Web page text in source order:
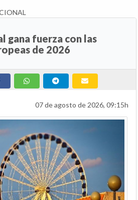
gana fuerza con las
de 2026
07 de agosto de 2026, 09:15h